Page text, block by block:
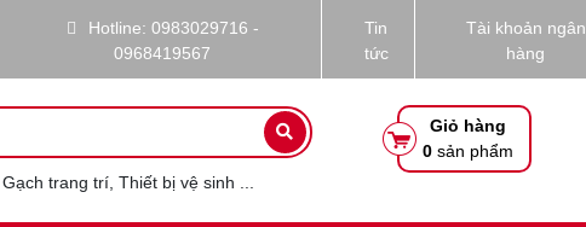
Hotline: 0983029716 -
0968419567
Tin
tức
Tài khoản ngân
hàng
trang trí, Thiết bị vệ sinh ...
Giỏ hàng
0 sản phẩm